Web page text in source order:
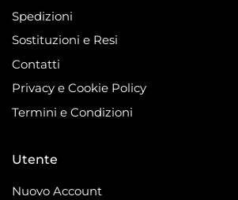
Spedizioni
Sostituzioni e Resi
Contatti
Privacy e Cookie Policy
Termini e Condizioni
Utente
Nuovo Account